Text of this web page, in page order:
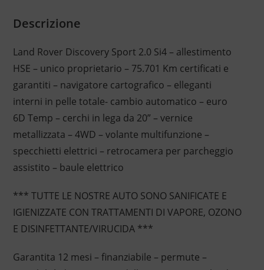
Descrizione
Land Rover Discovery Sport 2.0 Si4 – allestimento
HSE – unico proprietario – 75.701 Km certificati e
garantiti – navigatore cartografico – elleganti
interni in pelle totale- cambio automatico – euro
6D Temp – cerchi in lega da 20” – vernice
metallizzata – 4WD – volante multifunzione –
specchietti elettrici – retrocamera per parcheggio
assistito – baule elettrico
*** TUTTE LE NOSTRE AUTO SONO SANIFICATE E
IGIENIZZATE CON TRATTAMENTI DI VAPORE, OZONO
E DISINFETTANTE/VIRUCIDA ***
Garantita 12 mesi – finanziabile – permute –